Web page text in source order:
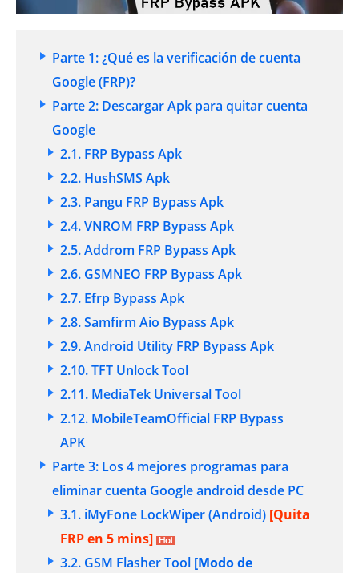
Parte 1: ¿Qué es la verificación de cuenta
Google (FRP)?
Parte 2: Descargar Apk para quitar cuenta
Google
2.1. FRP Bypass Apk
2.2. HushSMS Apk
2.3. Pangu FRP Bypass Apk
2.4. VNROM FRP Bypass Apk
2.5. Addrom FRP Bypass Apk
2.6. GSMNEO FRP Bypass Apk
2.7. Efrp Bypass Apk
2.8. Samfirm Aio Bypass Apk
2.9. Android Utility FRP Bypass Apk
2.10. TFT Unlock Tool
2.11. MediaTek Universal Tool
2.12. MobileTeamOfficial FRP Bypass
APK
Parte 3: Los 4 mejores programas para
eliminar cuenta Google android desde PC
3.1. iMyFone LockWiper (Android) [Quita
FRP en 5 mins]
3.2. GSM Flasher Tool [Modo de